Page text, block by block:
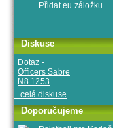
Diskuse
Dotaz -
Officers Sabre
N8 1253
.. celá diskuse
Doporučujeme